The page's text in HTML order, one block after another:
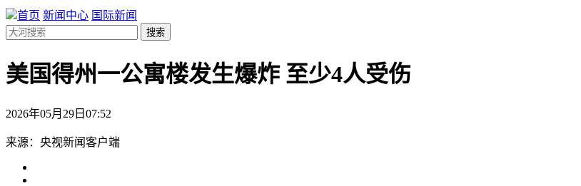
首页 新闻中心 国际新闻
搜索
美国得州一公寓楼发生爆炸 至少4人受伤
2026年05月29日07:52
来源：央视新闻客户端